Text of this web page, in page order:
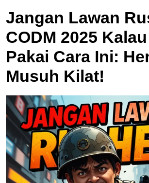
Jangan Lawan
CODM 2025
Pakai Cara Ini:
Musuh Kilat!